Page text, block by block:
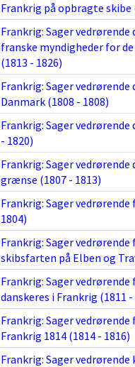
Frankrig på opbragte
Frankrig: Sager
franske myndigheder for
(1813 - 1826)
Frankrig: Sager
Danmark (1808 - 1808)
Frankrig: Sager
- 1820)
Frankrig: Sager
grænse (1807 - 1813)
Frankrig: Sager
1804)
Frankrig: Sager
skibsfarten på Elben og
Frankrig: Sager
danskeres i Frankrig (1811 -
Frankrig: Sager
Frankrig 1814 (1814 - 1816)
Frankrig: Sager